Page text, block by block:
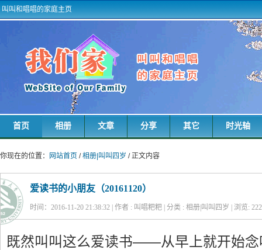
叫叫和唱唱的家庭主页
首页 相册 文章 分享 其它 时光轴
你现在的位置： 网站首页 /相册|叫叫四岁 / 正文内容
爱读书的小朋友（20161120）
时间：2016-11-20 21:38:32 | 作者 : 叫唱粑粑 | 分类 : 相册|叫叫四岁 | 浏览: 222
既然叫叫这么爱读书——从早上就开始念